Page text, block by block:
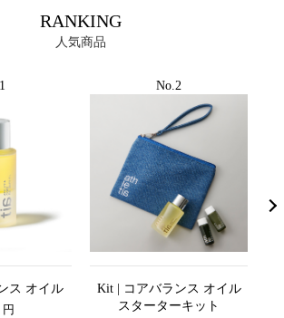
RANKING
人気商品
ス オイル
円
No.2
Kit | コアバランス オイル
スターターキット